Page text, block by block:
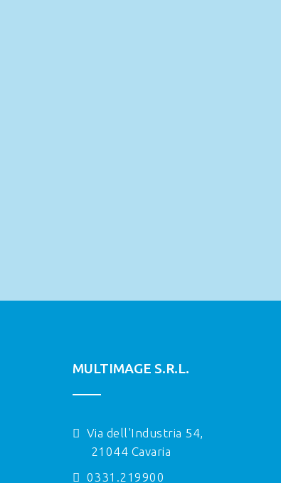
MULTIMAGE S.R.L.
Via dell'Industria 54,
21044 Cavaria
0331.219900